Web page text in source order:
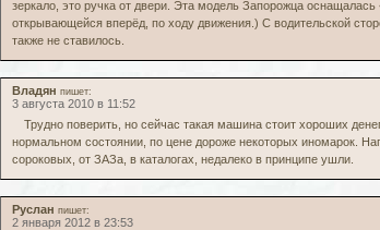
зеркало, это ручка от двери. Эта модель Запорожца
открывающейся вперёд, по ходу движения.) С водительской
также не ставилось.
Владян пишет:
3 августа 2010 в 11:52
Трудно поверить, но сейчас такая машина стоит хороших
нормальном состоянии, по цене дороже некоторых иномарок.
сороковых, от ЗАЗа, в каталогах, недалеко в принципе ушли.
Руслан пишет:
2 января 2012 в 23:53